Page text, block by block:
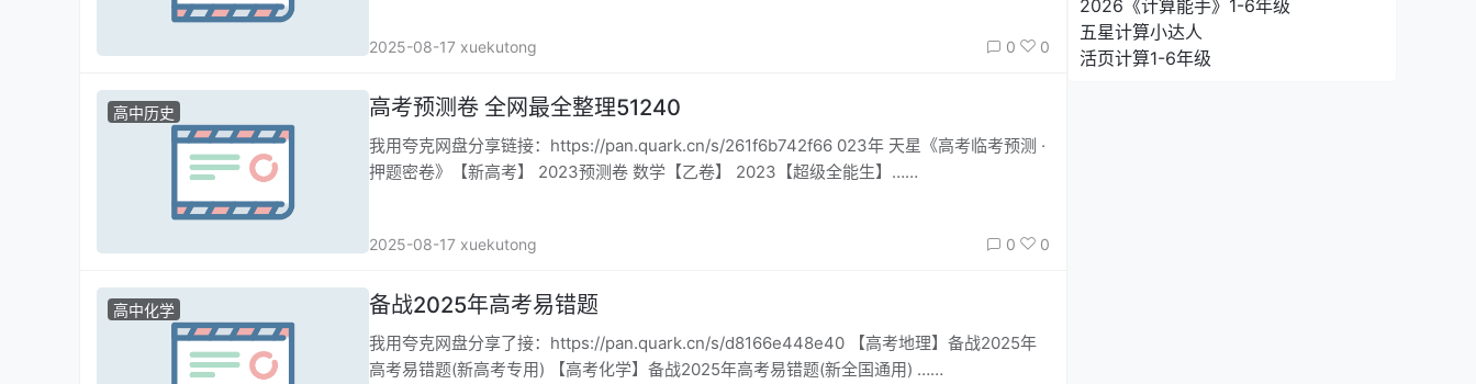
2025-08-17 xuekutong 0 0
高中历史 高考预测卷 全网最全整理51240
我用夸克网盘分享链接：https://pan.quark.cn/s/261f6b742f66 023年 天星《高考临考预测 ·
押题密卷》【新高考】 2023预测卷 数学【乙卷】 2023【超级全能生】……
2025-08-17 xuekutong 0 0
高中化学 备战2025年高考易错题
我用夸克网盘分享了接：https://pan.quark.cn/s/d8166e448e40 【高考地理】备战2025年
高考易错题(新高考专用) 【高考化学】备战2025年高考易错题(新全国通用) ……
2026《计算能手》1-6年级
五星计算小达人
活页计算1-6年级